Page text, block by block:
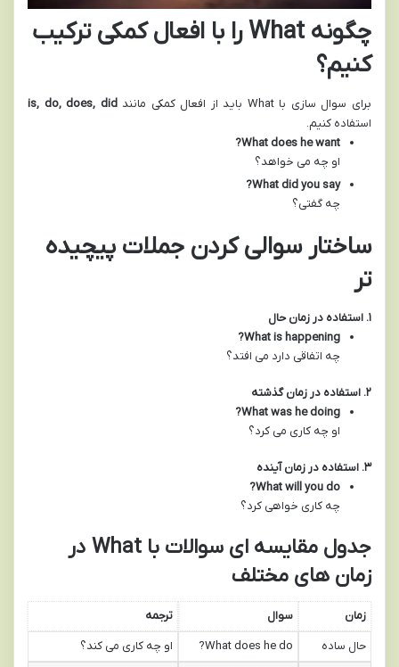
چگونه What را با افعال کمکی ترکیب
کنیم؟
برای سوال سازی با What باید از افعال کمکی مانند
is, do, does, did
استفاده کنیم.
What does he want?
او چه می خواهد؟
What did you say?
چه گفتی؟
ساختار سوالی کردن جملات پیچیده
تر
۱. استفاده در زمان حال
What is happening?
چه اتفاقی دارد می افتد؟
۲. استفاده در زمان گذشته
What was he doing?
او چه کاری می کرد؟
۳. استفاده در زمان آینده
What will you do?
چه کاری خواهی کرد؟
جدول مقایسه ای سوالات با What در
زمان های مختلف
زمان سوال
ترجمه
حال ساده
What does he do?
او چه کاری می کند؟